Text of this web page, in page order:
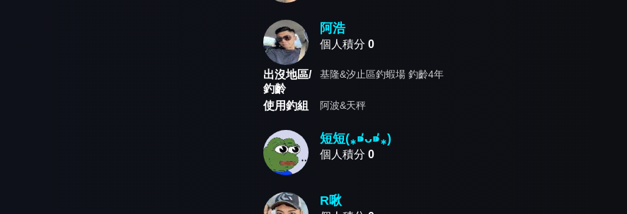
阿浩
個人積分 0
出沒地區/
釣齡
基隆&汐止區釣蝦場 釣齡4年
使用釣組 阿波&天秤
短短(⁎⁍̴̛ᴗ⁍̴̛⁎)
個人積分 0
R啾